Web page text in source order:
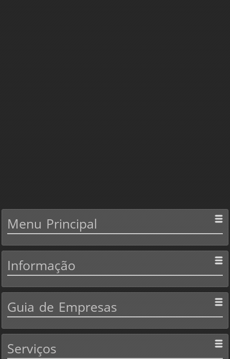
Menu Principal
Informação
Guia de Empresas
Serviços